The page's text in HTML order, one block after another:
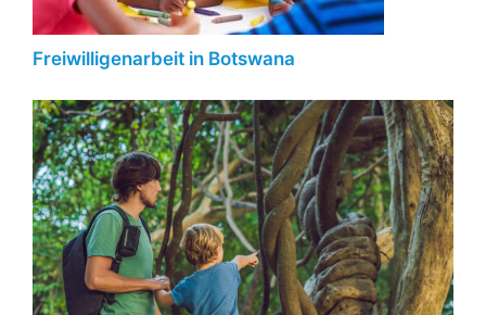
Freiwilligenarbeit in Botswana